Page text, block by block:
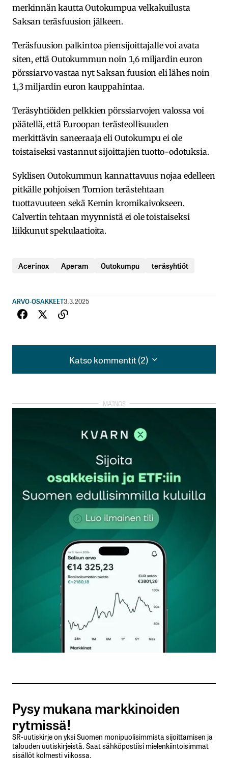
merkinnän kautta Outokumpua velkakuilusta
Saksan teräsfuusion jälkeen.
Teräsfuusion palkintoa piensijoittajalle voi avata
siten, että Outokummun noin 1,6 miljardin euron
pörssiarvo vastaa nyt Saksan fuusion eli lähes noin
1,3 miljardin euron kauppahintaa.
Teräsyhtiöiden pelkkien pörssiarvojen valossa voi
päätellä, että Euroopan terästeollisuuden
merkittävin saneeraaja eli Outokumpu ei ole
toistaiseksi vastannut sijoittajien tuotto-odotuksia.
Syklisen Outokummun kannattavuus nojaa edelleen
pitkälle pohjoisen Tornion terästehtaan
tuottavuuteen sekä Kemin kromikaivokseen.
Calvertin tehtaan myynnistä ei ole toistaiseksi
liikkunut spekulaatioita.
Acerinox Aperam Outokumpu teräsyhtiöt
ARVO-OSAKKEET3.3.2025
Katso kommentit (2)
Katso kommentit (2)
information,-c-,-outokumpu-has-successfully-
partnership-with-amns-until-2051-for-the-
procurement-of-hot-rolling-services-in-business-
area-americas-3366828
3.3.2025 at 16:09
Vastaa
Halpaa ku saippua. Silmät kiinni ja kympissä
sisään
rekisteröityä
Pysy mukana markkinoiden
rytmissä!
SR-uutiskirje on yksi Suomen monipuolisimmista sijoittamisen ja
talouden uutiskirjeistä. Saat sähköpostiisi mielenkiintoisimmat
sisällöt kolmesti viikossa.